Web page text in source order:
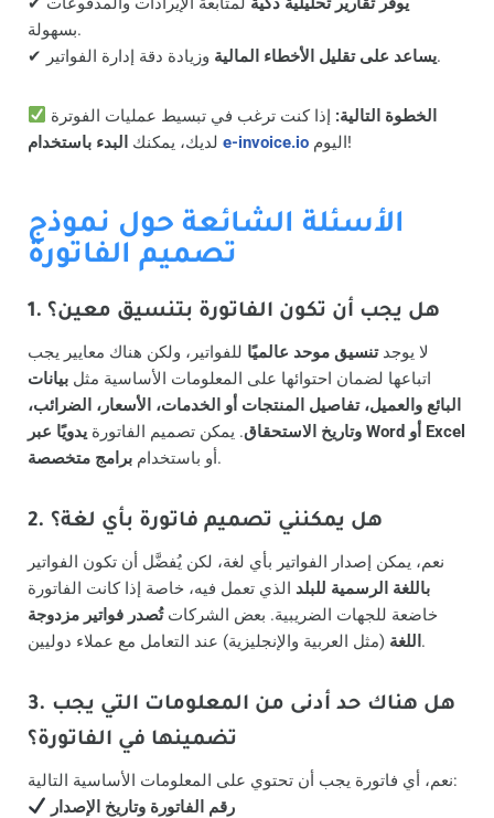
بسهولة.
✔
يساعد على تقليل الأخطاء الماليةوزيادة دقة إدارة الفواتير.
الخطوة التالية: إذا كنت ترغب في تبسيط عمليات الفوترة
لديك، يمكنك e-invoice.io اليوم!
الأسئلة الشائعة حول نموذج
تصميم الفاتورة
1. هل يجب أن تكون الفاتورة بتنسيق معين؟
لا يوجدتنسيق موحد عالميًا للفواتير، ولكن هناك معايير يجب
اتباعها لضمان احتوائها على المعلومات الأساسية مثل بيانات
البائع والعميل، تفاصيل المنتجات أو الخدمات، الأسعار، الضرائب،
وتاريخ الاستحقاق. يمكن تصميم الفاتورة
يدويًا عبر Word أو Excel
أو باستخدام برامج متخصصة .
2. هل يمكنني تصميم فاتورة بأي لغة؟
نعم، يمكن إصدار الفواتير بأي لغة، لكن يُفضَّل أن تكون الفواتير
باللغة الرسمية للبلد الذي تعمل فيه، خاصة إذا كانت الفاتورة
خاضعة للجهات الضريبية. بعض الشركاتتُصدر فواتير مزدوجة
اللغة (مثل العربية والإنجليزية) عند التعامل مع عملاء دوليين.
3. هل هناك حد أدنى من المعلومات التي يجب
تضمينها في الفاتورة؟
نعم، أي فاتورة يجب أن تحتوي على المعلومات الأساسية التالية:
رقم الفاتورة وتاريخ الإصدار